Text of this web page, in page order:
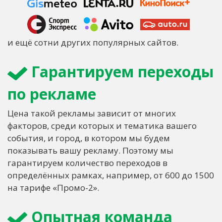
и ещё сотни других популярных сайтов.
Гарантируем переходы
по рекламе
Цена такой рекламы зависит от многих
факторов, среди которых и тематика вашего
события, и город, в котором мы будем
показывать вашу рекламу. Поэтому мы
гарантируем количество переходов в
определённых рамках, например, от 600 до 1500
на тарифе «Промо-2».
Опытная команда